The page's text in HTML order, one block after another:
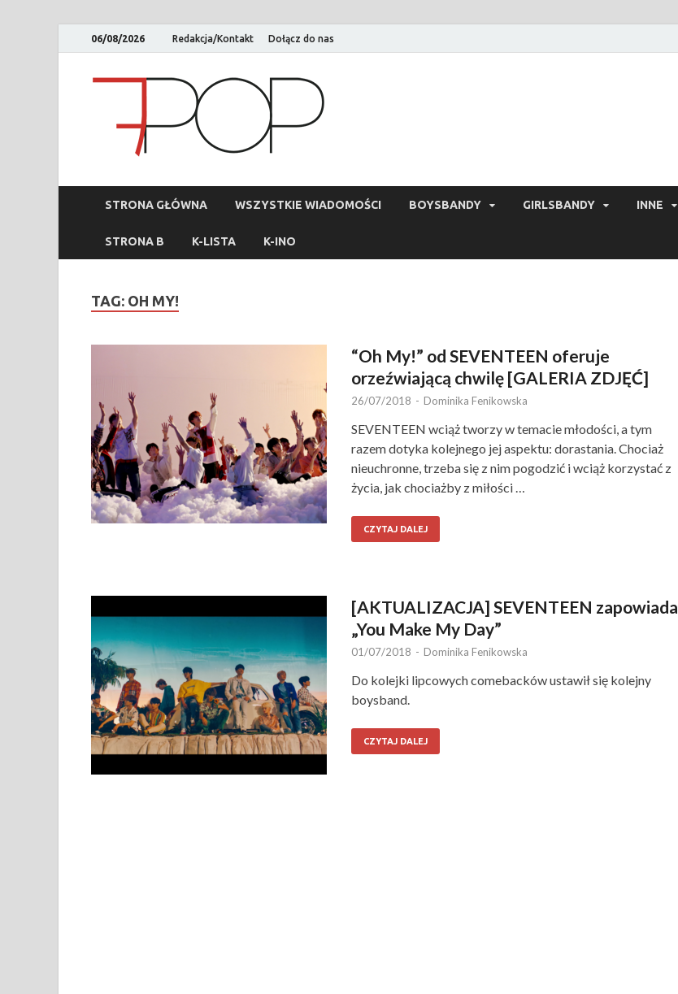
06/08/2026 Redakcja/Kontakt Dołącz do nas
STRONA GŁÓWNA WSZYSTKIE WIADOMOŚCI BOYSBANDY GIRLSBANDY INNE
STRONA B K-LISTA K-INO
TAG: OH MY!
“Oh My!” od SEVENTEEN oferuje
orzeźwiającą chwilę [GALERIA ZDJĘĆ]
26/07/2018 - Dominika Fenikowska
SEVENTEEN wciąż tworzy w temacie młodości, a tym
razem dotyka kolejnego jej aspektu: dorastania. Chociaż
nieuchronne, trzeba się z nim pogodzić i wciąż korzystać z
życia, jak chociażby z miłości …
CZYTAJ DALEJ
[AKTUALIZACJA] SEVENTEEN zapowiada
„You Make My Day”
01/07/2018 - Dominika Fenikowska
Do kolejki lipcowych comebacków ustawił się kolejny
boysband.
CZYTAJ DALEJ